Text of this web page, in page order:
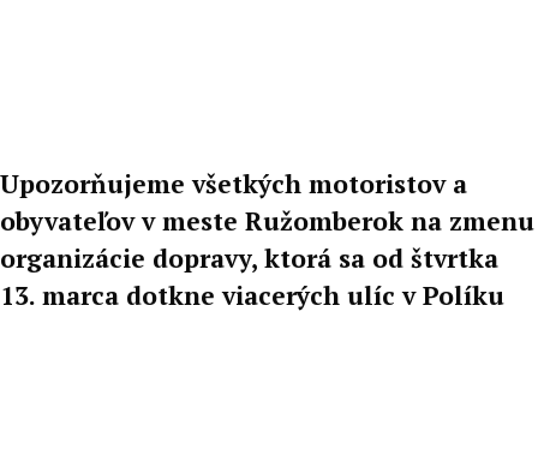
Upozorňujeme všetkých motoristov a
obyvateľov v meste Ružomberok na zmenu
organizácie dopravy, ktorá sa od štvrtka
13. marca dotkne viacerých ulíc v Políku